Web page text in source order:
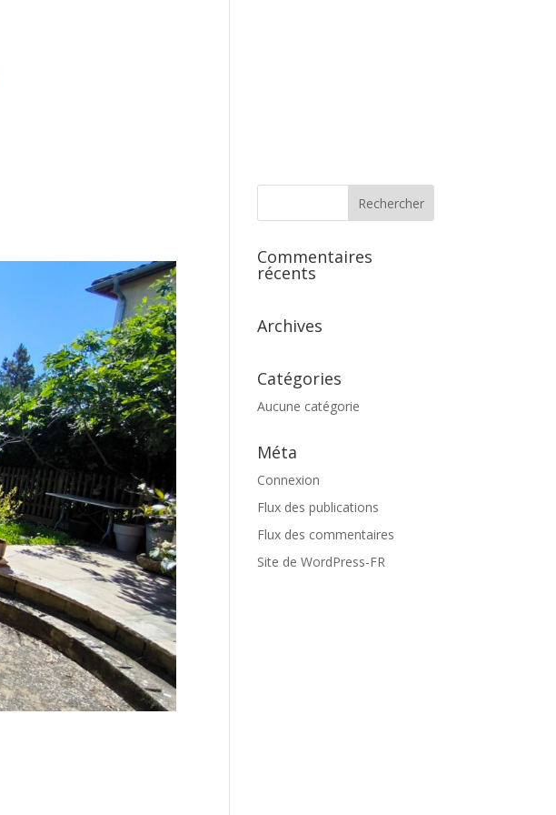
Commentaires
récents
Archives
Catégories
Aucune catégorie
Méta
Connexion
Flux des publications
Flux des commentaires
Site de WordPress-FR